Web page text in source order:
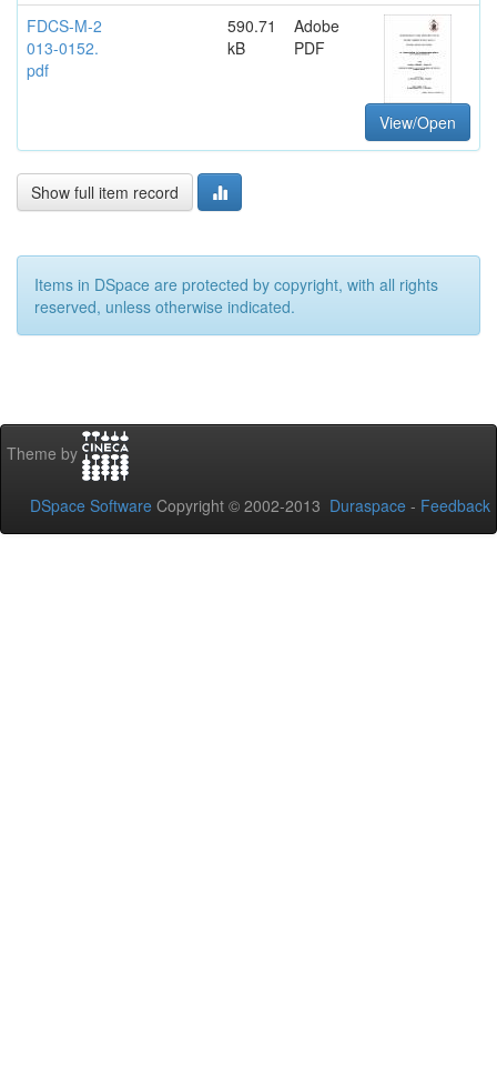
FDCS-M-2
013-0152.
pdf
590.71
kB
Adobe
PDF
View/Open
Show full item record
Items in DSpace are protected by copyright, with all rights
reserved, unless otherwise indicated.
Theme by
DSpace Software Copyright © 2002-2013 Duraspace - Feedback